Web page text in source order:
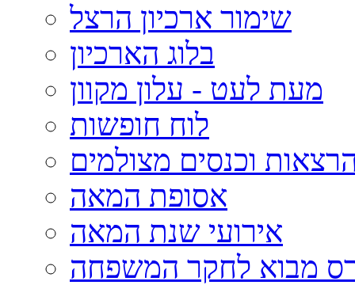
שימור ארכיון הרצל
בלוג הארכיון
מעת לעט - עלון מקוון
לוח חופשות
וכנסים מצולמים
אסופת המאה
אירועי שנת המאה
מבוא לחקר המשפחה